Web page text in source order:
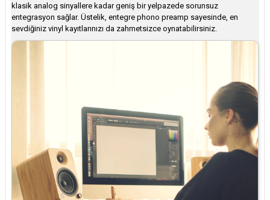
klasik analog sinyallere kadar geniş bir yelpazede sorunsuz
entegrasyon sağlar. Üstelik, entegre phono preamp sayesinde, en
sevdiğiniz vinyl kayıtlarınızı da zahmetsizce oynatabilirsiniz.